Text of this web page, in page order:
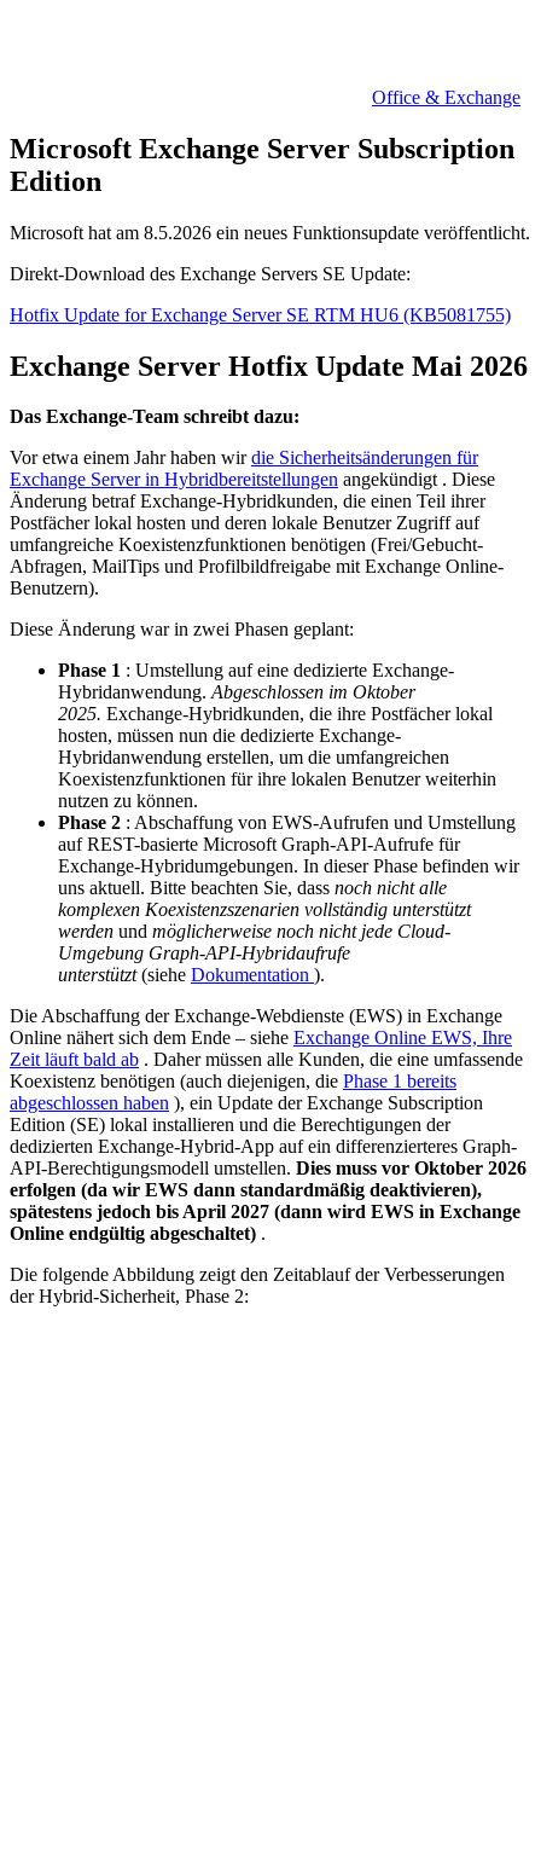
Office & Exchange
Microsoft Exchange Server Subscription
Edition
Microsoft hat am 8.5.2026 ein neues Funktionsupdate veröffentlicht.
Direkt-Download des Exchange Servers SE Update:
Hotfix Update for Exchange Server SE RTM HU6 (KB5081755)
Exchange Server Hotfix Update Mai 2026
Das Exchange-Team schreibt dazu:
Vor etwa einem Jahr haben wirdie Sicherheitsänderungen für
Exchange Server in Hybridbereitstellungen angekündigt . Diese
Änderung betraf Exchange-Hybridkunden, die einen Teil ihrer
Postfächer lokal hosten und deren lokale Benutzer Zugriff auf
umfangreiche Koexistenzfunktionen benötigen (Frei/Gebucht-
Abfragen, MailTips und Profilbildfreigabe mit Exchange Online-
Benutzern).
Diese Änderung war in zwei Phasen geplant:
Phase 1 : Umstellung auf eine dedizierte Exchange-
Hybridanwendung.Abgeschlossen im Oktober
2025. Exchange-Hybridkunden, die ihre Postfächer lokal
hosten, müssen nun die dedizierte Exchange-
Hybridanwendung erstellen, um die umfangreichen
Koexistenzfunktionen für ihre lokalen Benutzer weiterhin
nutzen zu können.
Phase 2 : Abschaffung von EWS-Aufrufen und Umstellung
auf REST-basierte Microsoft Graph-API-Aufrufe für
Exchange-Hybridumgebungen. In dieser Phase befinden wir
uns aktuell. Bitte beachten Sie, dass noch nicht alle
komplexen Koexistenzszenarien vollständig unterstützt
werden und möglicherweise noch nicht jede Cloud-
Umgebung Graph-API-Hybridaufrufe
unterstützt(siehe Dokumentation ).
Die Abschaffung der Exchange-Webdienste (EWS) in Exchange
Online nähert sich dem Ende – siehe Exchange Online EWS, Ihre
Zeit läuft bald ab . Daher müssen alle Kunden, die eine umfassende
Koexistenz benötigen (auch diejenigen, die Phase 1 bereits
abgeschlossen haben ), ein Update der Exchange Subscription
Edition (SE) lokal installieren und die Berechtigungen der
dedizierten Exchange-Hybrid-App auf ein differenzierteres Graph-
API-Berechtigungsmodell umstellen. Dies muss vor Oktober 2026
erfolgen (da wir EWS dann standardmäßig deaktivieren),
spätestens jedoch bis April 2027 (dann wird EWS in Exchange
Online endgültig abgeschaltet) .
Die folgende Abbildung zeigt den Zeitablauf der Verbesserungen
der Hybrid-Sicherheit, Phase 2: